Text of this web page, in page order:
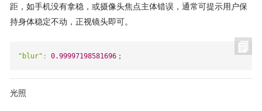
距，如手机没有拿稳，或摄像头焦点主体错误，通常可提示用户保
持身体稳定不动，正视镜头即可。
"blur" : 0.99997198581696；
光照